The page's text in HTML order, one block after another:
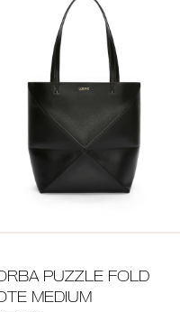
PUZZLE FOLD
MEDIUM